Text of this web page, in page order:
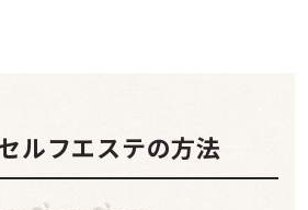
ルフエステの方法